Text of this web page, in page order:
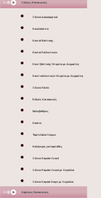
Ξύλινες Κατασκευές
Ξύλινα Διακοσμητικά
Κουκλόσπιτα
Κουτιά Βάπτισης
Κουτιά Καλλυντικών
Κουτί βάπτισης Ντυμένο με Δερματίνη
Κουτί καλλυντικών Ντυμένο με Δερματίνη
Ξύλινα Sticks
Ειδικές Κατασκευές
Μολυβοθήκες
Κασπώ
Ταμπελάκια Χώρων
Καλόγερος για λαμπάδες
Ξύλινο Καφάσι Λευκό
Ξύλινο Καφάσι Λευκό με Χερούλια
Ξύλινο Καφάσι Καφέ με Χερούλια
Χάρτινες Κατασκευές